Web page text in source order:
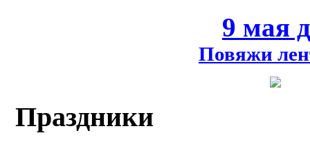
9 мая
Повяжи
Праздники